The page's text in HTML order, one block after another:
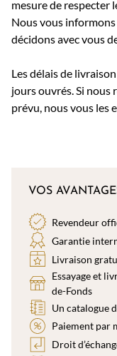
mesure de respecter
Nous vous
décidons avec vous
Les délais de
jours ouvrés. Si
prévu, nous vous les
VOS
Revendeur
Garantie
Livraison
Essayage et
de-Fonds
Un catalogue
Paiement par
Droit